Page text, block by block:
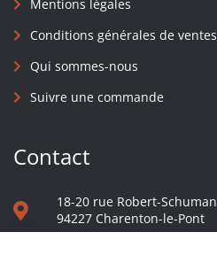
Mentions légales
Conditions générales de ventes
Qui sommes-nous
Suivre une commande
Contact
18-20 rue Robert-Schuman
94227 Charenton-le-Pont